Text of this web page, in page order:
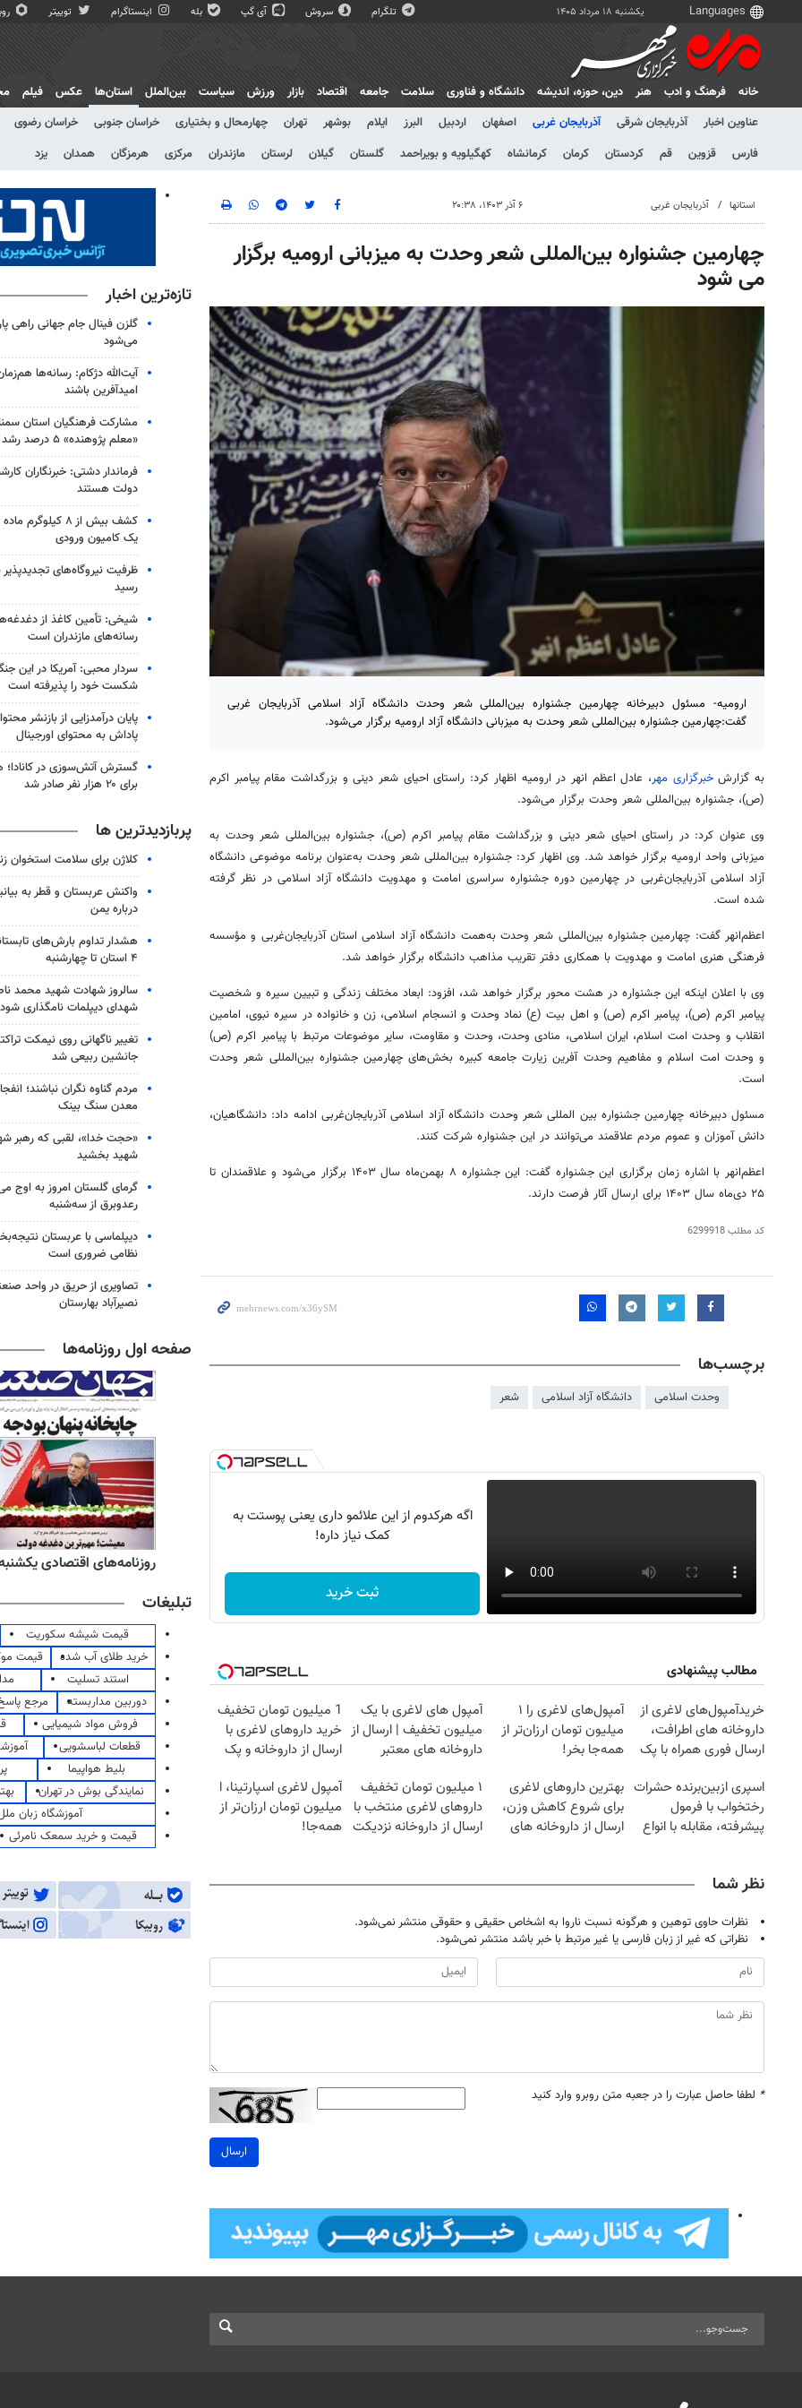
یکشنبه ۱۸ مرداد ۱۴۰۵ تلگرام سروش آی گپ بله اینستاگرام توییتر
خانه فرهنگ و ادب هنر دين، حوزه، انديشه دانشگاه و فناوری سلامت جامعه اقتصاد بازار ورزش سیاست بین‌الملل
استان‌ها
عناوین اخبار
آذربایجان شرقی آذربایجان غربی اصفهان اردبیل البرز ایلام بوشهر تهران چهارمحال و بختیاری خراسان جنوبی خراسان رضوی
فارس
قزوین قم کردستان کرمان کرمانشاه کهگیلویه و بویراحمد گلستان گیلان لرستان مازندران مرکزی هرمزگان همدان یزد
عکس فیلم
استانها آذربایجان غربی ۶ آذر ۱۴۰۳، ۲۰:۳۸
چهارمین جشنواره بین‌المللی شعر وحدت به میزبانی ارومیه برگزار
می شود
ارومیه- مسئول دبیرخانه چهارمین جشنواره بین‌المللی شعر وحدت دانشگاه آزاد اسلامی آذربایجان غربی
گفت:چهارمین جشنواره بین‌المللی شعر وحدت به میزبانی دانشگاه آزاد ارومیه برگزار می‌شود.
به گزارشخبرگزاری مهر، عادل اعظم انهر در ارومیه اظهار کرد: راستای احیای شعر دینی و بزرگداشت مقام پیامبر اکرم
(ص)، جشنواره بین‌المللی شعر وحدت برگزار می‌شود.
وی عنوان کرد: در راستای احیای شعر دینی و بزرگداشت مقام پیامبر اکرم (ص)، جشنواره بین‌المللی شعر وحدت به
میزبانی واحد ارومیه برگزار خواهد شد. وی اظهار کرد: جشنواره بین‌المللی شعر وحدت به‌عنوان برنامه موضوعی دانشگاه
آزاد اسلامی آذربایجان‌غربی در چهارمین دوره جشنواره سراسری امامت و مهدویت دانشگاه آزاد اسلامی در نظر گرفته
شده است.
اعظم‌انهر گفت: چهارمین جشنواره بین‌المللی شعر وحدت به‌همت دانشگاه آزاد اسلامی استان آذربایجان‌غربی و مؤسسه
فرهنگی هنری امامت و مهدویت با همکاری دفتر تقریب مذاهب دانشگاه برگزار خواهد شد.
وی با اعلان اینکه این جشنواره در هشت محور برگزار خواهد شد، افزود: ابعاد مختلف زندگی و تبیین سیره و شخصیت
پیامبر اکرم (ص)، پیامبر اکرم (ص)و اهل بیت (ع)نماد وحدت و انسجام اسلامی، زن و خانواده در سیره نبوی، امامین
انقلاب و وحدت امت اسلام، ایران اسلامی، منادی وحدت، وحدت و مقاومت، سایر موضوعات مرتبط با پیامبر اکرم (ص)
و وحدت امت اسلام و مفاهیم وحدت آفرین زیارت جامعه کبیره بخش‌های چهارمین جشنواره بین‌المللی شعر وحدت
است.
مسئول دبیرخانه چهارمین جشنواره بین المللیشعر وحدت دانشگاه آزاد اسلامی آذربایجان‌غربی ادامه داد: دانشگاهیان،
دانش آموزان و عموم مردم علاقمند می‌توانند در این جشنواره شرکت کنند.
اعظم‌انهر
با اشاره زمان برگزاری این جشنواره گفت: این جشنواره ۸ بهمن‌ماه سال ۱۴۰۳ برگزار می‌شود و علاقمندان تا
۲۵ دی‌ماه سال ۱۴۰۳ برای ارسال آثار فرصت دارند.
کد مطلب6299918
برچسب‌ها
وحدت اسلامی دانشگاه آزاد اسلامی شعر
اگه هرکدوم از این علائمو داری یعنی پوستت به
کمک نیاز داره!
ثبت خرید
مطالب پیشنهادی
خریدآمپول‌های لاغری از
داروخانه های اطرافت،
ارسال فوری همراه با پک
آمپول‌های لاغری را ۱
میلیون تومان ارزان‌تر از
همه‌جا بخر!
آمپول های لاغری با یک
میلیون تخفیف | ارسال از
داروخانه های معتبر
1 میلیون تومان تخفیف
خرید داروهای لاغری با
ارسال از داروخانه و پک
اسپری ازبین‌برنده حشرات
رختخواب با فرمول
پیشرفته، مقابله با انواع
بهترین داروهای لاغری
برای شروع کاهش وزن،
ارسال از داروخانه های
۱ میلیون تومان تخفیف
داروهای لاغری منتخب با
ارسال از داروخانه نزدیکت
آمپول لاغری اسپارتینا، ا
میلیون تومان ارزان‌تر از
همه‌جا!
نظر شما
نظرات حاوی توهین و هرگونه نسبت ناروا به اشخاص حقیقی و حقوقی منتشر نمی‌شود.
نظراتی که غیر از زبان فارسی یا غیر مرتبط با خبر باشد منتشر نمی‌شود.
* لطفا حاصل عبارت را در جعبه متن روبرو وارد کنید
ارسال
تازه‌ترین اخبار
گلزن فینال جام جهانی راهی
می‌شود
آیت‌الله دژکام: رسانه‌ها
امیدآفرین باشند
مشارکت فرهنگیان استان
«معلم پژوهنده» ۵ درصد رشد کرد
فرماندار دشتی: خبرنگاران
دولت هستند
کشف بیش از ۸
یک کامیون ورودی
رسید
شیخی: تأمین کاغذ از
رسانه‌های مازندران است
سردار محبی: آمریکا در این
شکست خود را پذیرفته است
پایان درآمدزایی از بازنشر
پاداش به محتوای اورجینال
گسترش آتش‌سوزی در کانادا؛
برای ۲۰ هزار نفر صادر شد
پربازدیدترین ها
کلاژن برای سلامت استخوان
واکنش عربستان و قطر به
درباره یمن
هشدار تداوم بارش‌های
۴ استان تا چهارشنبه
سالروز شهادت شهید محمد
شهدای دیپلمات نامگذاری شود
تغییر ناگهانی روی نیمکت
جانشین ربیعی شد
مردم گناوه نگران نباشند؛
معدن سنگ بینک
«حجت خدا»، لقبی که رهبر
شهید بخشید
گرمای گلستان امروز به اوج
رعدوبرق از سه‌شنبه
دیپلماسی با عربستان
نظامی ضروری است
تصاویری از حریق در واحد
نصیرآباد بهارستان
صفحه اول روزنامه‌ها
روزنامه‌های ورزشی شنبه ۱۷ مرداد ۱۴۰۵ روزنامه‌های اقتصادی یکشنبه ۱۸ مرداد
تبلیغات
قیمت شیشه سکوریت
خرید طلای آب شده
قیمت
استند تسلیت
دوربین مداربسته
مرجع
فروش مواد شیمیایی
قطعات لباسشویی
بلیط هواپیما
نمایندگی بوش در تهران
آموزشگاه زبان
قیمت و خرید سمعک نامرئی